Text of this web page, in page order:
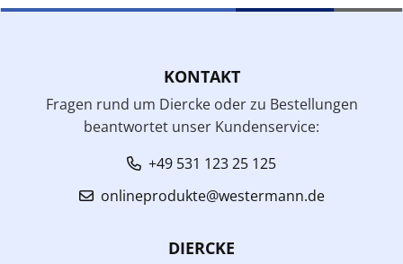
KONTAKT
Fragen rund um Diercke oder zu Bestellungen
beantwortet unser Kundenservice:
+49 531 123 25 125
onlineprodukte@westermann.de
DIERCKE